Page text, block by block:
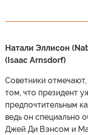
Натали Эллисон
(Isaac Arnsdorf)
Советники
том, что президент
предпочтительным
ведь он специально
Джей Ди Вэнсом и